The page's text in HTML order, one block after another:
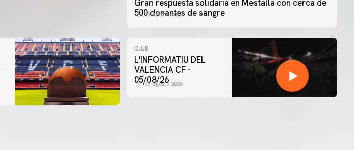
Gran respuesta solidaria en Mestalla con cerca de
500 donantes de sangre
06 agosto 2026
CLUB
L'INFORMATIU DEL
VALENCIA CF -
05/08/26
05 agosto 2026